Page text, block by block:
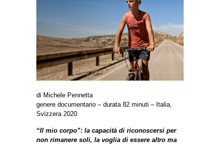
di Michele Pennetta
genere documentario – durata 82 minuti – Italia,
Svizzera 2020
“Il mio corpo”: la capacità di riconoscersi per
non rimanere soli, la voglia di essere altro ma